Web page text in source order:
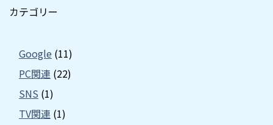
カテゴリー
Google (11)
PC関連 (22)
SNS (1)
TV関連 (1)